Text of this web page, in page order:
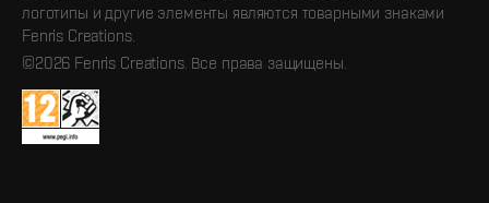
логотипы и другие элементы являются товарными знаками
Fenris Creations.
©2026 Fenris Creations. Все права защищены.